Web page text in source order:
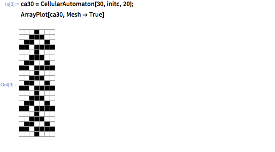
In[3]:=
Out[3]=